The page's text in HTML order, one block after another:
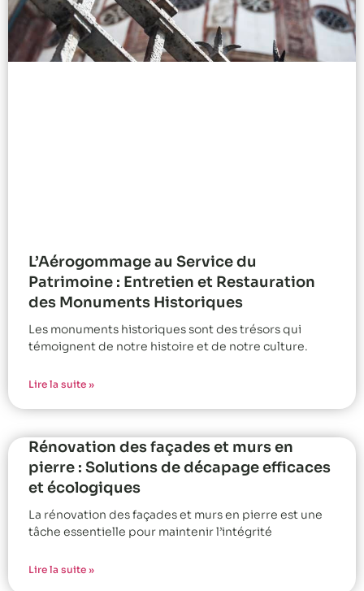
L’Aérogommage au Service du
Patrimoine : Entretien et Restauration
des Monuments Historiques
Les monuments historiques sont des trésors qui
témoignent de notre histoire et de notre culture.
Lire la suite »
Rénovation des façades et murs en
pierre : Solutions de décapage efficaces
et écologiques
La rénovation des façades et murs en pierre est une
tâche essentielle pour maintenir l’intégrité
Lire la suite »